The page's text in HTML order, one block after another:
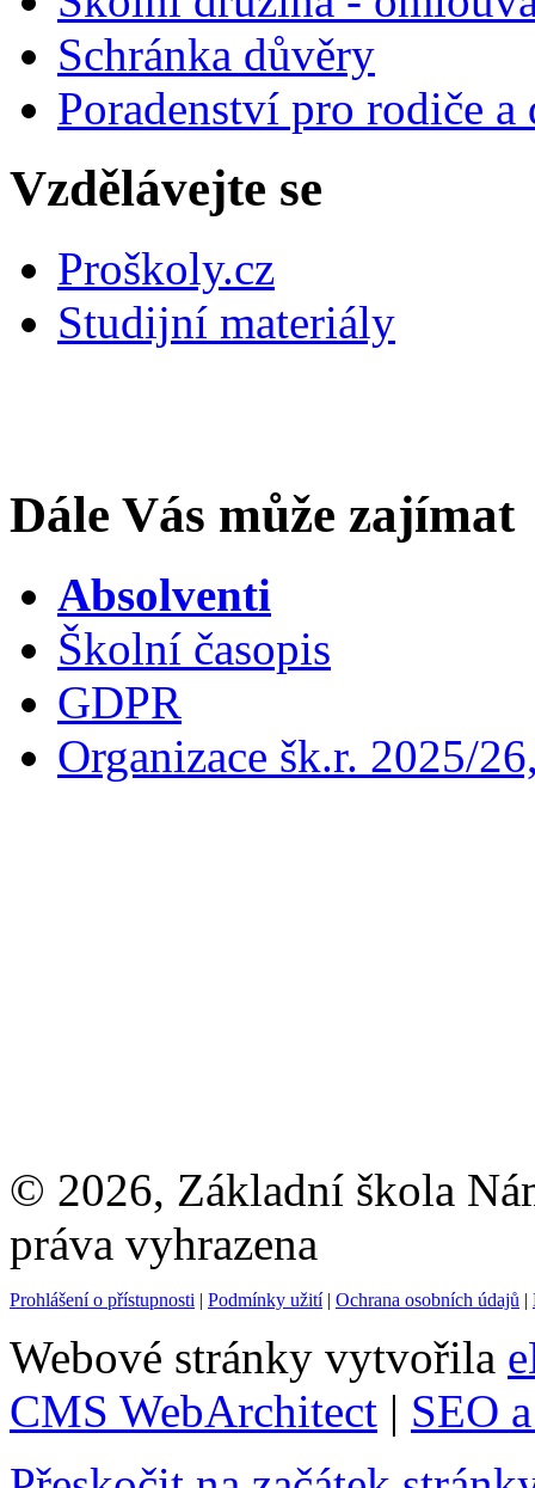
Schránka důvěry
Poradenství pro rodiče
Vzdělávejte se
Proškoly.cz
Studijní materiály
Dále Vás může zajímat
Absolventi
Školní časopis
GDPR
Organizace šk.r. 2025/
© 2026, Základní škola
práva vyhrazena
Prohlášení o přístupnosti | Podmínky užití| Ochrana osobních údajů |
Webové stránky vytvořila
CMS WebArchitect | SEO